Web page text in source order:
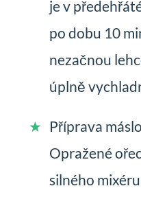
je v
po dobu 10
nezačnou
úplně
Příprava
Opražené
silného